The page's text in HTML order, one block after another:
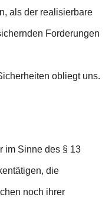
als der realisierbare
Forderungen
obliegt uns.
im Sinne des § 13
die
noch ihrer